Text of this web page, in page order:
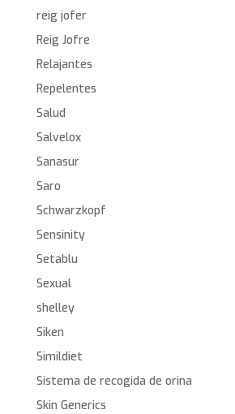
reig jofer
Reig Jofre
Relajantes
Repelentes
Salud
Salvelox
Sanasur
Saro
Schwarzkopf
Sensinity
Setablu
Sexual
shelley
Siken
Simildiet
Sistema de recogida de orina
Skin Generics